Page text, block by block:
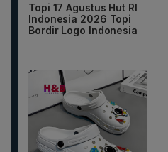
Topi 17 Agustus Hut RI
Indonesia 2026 Topi
Bordir Logo Indonesia